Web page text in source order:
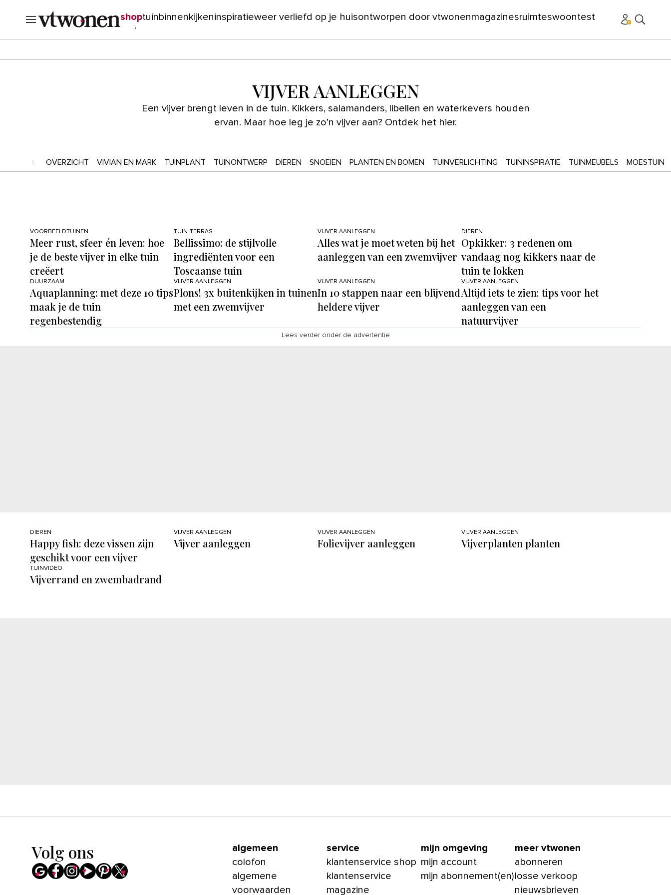
shoptuin binnenkijkeninspiratieweer verliefd op je huisontworpen door vtwonenmagazinesruimteswoontest
verbouwen
VIJVER AANLEGGEN
Een vijver brengt leven in de tuin. Kikkers, salamanders, libellen en waterkevers houden
ervan. Maar hoe leg je zo’n vijver aan? Ontdek het hier.
OVERZICHT VIVIAN EN MARK TUINPLANT TUINONTWERP DIEREN SNOEIEN PLANTEN EN BOMEN TUINVERLICHTING TUININSPIRATIE TUINMEUBELS MOESTUIN
VOORBEELDTUINEN
Meer rust, sfeer én leven: hoe
je de beste vijver in elke tuin
creëert
TUIN-TERRAS
Bellissimo: de stijlvolle
ingrediënten voor een
Toscaanse tuin
VIJVER AANLEGGEN
Alles wat je moet weten bij het
aanleggen van een zwemvijver
DIEREN
Opkikker: 3 redenen om
vandaag nog kikkers naar de
tuin te lokken
DUURZAAM
Aquaplanning: met deze 10 tips
maak je de tuin
regenbestendig
VIJVER AANLEGGEN
Plons! 3x buitenkijken in tuinen
met een zwemvijver
VIJVER AANLEGGEN
In 10 stappen naar een blijvend
heldere vijver
VIJVER AANLEGGEN
Altijd iets te zien: tips voor het
aanleggen van een
natuurvijver
Lees verder onder de advertentie
DIEREN
Happy fish: deze vissen zijn
geschikt voor een vijver
VIJVER AANLEGGEN
Vijver aanleggen
VIJVER AANLEGGEN
Folievijver aanleggen
VIJVER AANLEGGEN
Vijverplanten planten
TUINVIDEO
Vijverrand en zwembadrand
Volg ons
algemeen
colofon
algemene
voorwaarden
service
klantenservice shop
klantenservice
magazine
mijn omgeving
mijn account
mijn abonnement(en)
meer vtwonen
abonneren
losse verkoop
nieuwsbrieven